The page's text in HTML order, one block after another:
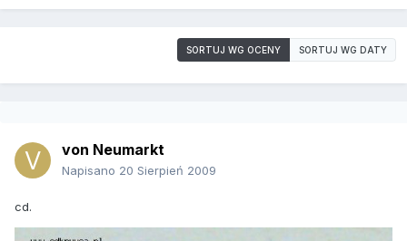
SORTUJ WG OCENY SORTUJ WG DATY
von Neumarkt
Napisano 20 Sierpień 2009
cd.